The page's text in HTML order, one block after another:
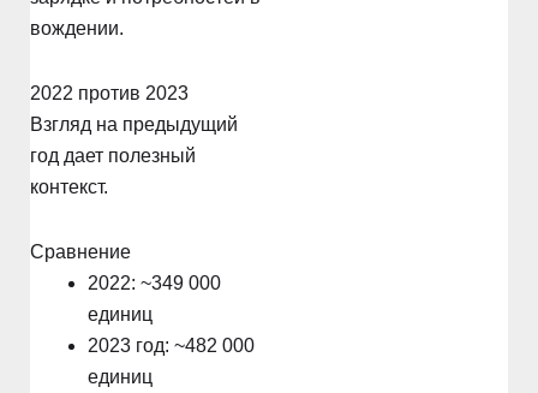
вождении.
2022 против 2023
Взгляд на предыдущий
год дает полезный
контекст.
Сравнение
2022: ~349 000
единиц
2023 год: ~482 000
единиц